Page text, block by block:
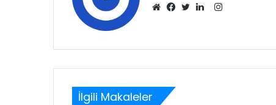
Instagram
İlgili Makaleler